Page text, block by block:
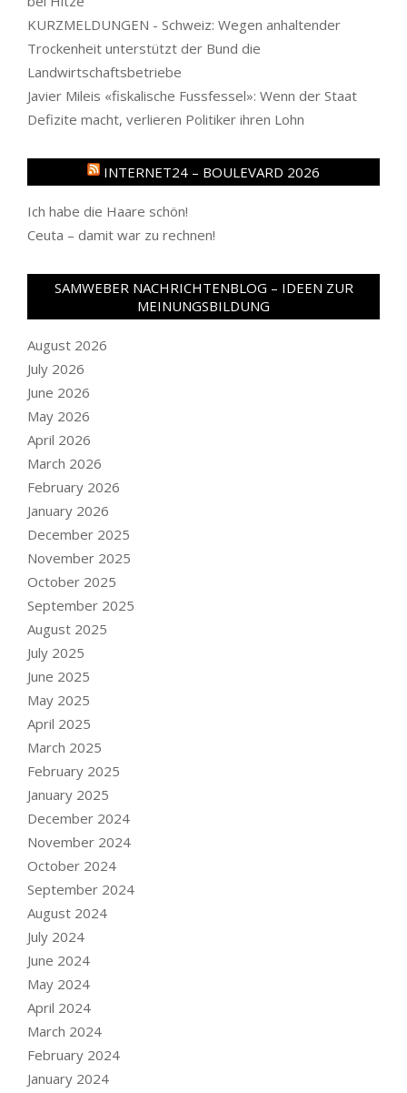
KURZMELDUNGEN - Schweiz: Wegen anhaltender
Trockenheit unterstützt der Bund die
Landwirtschaftsbetriebe
Javier Mileis «fiskalische Fussfessel»: Wenn der Staat
Defizite macht, verlieren Politiker ihren Lohn
INTERNET24 – BOULEVARD 2026
Ich habe die Haare schön!
Ceuta – damit war zu rechnen!
SAMWEBER NACHRICHTENBLOG – IDEEN ZUR
MEINUNGSBILDUNG
August 2026
July 2026
June 2026
May 2026
April 2026
March 2026
February 2026
January 2026
December 2025
November 2025
October 2025
September 2025
August 2025
July 2025
June 2025
May 2025
April 2025
March 2025
February 2025
January 2025
December 2024
November 2024
October 2024
September 2024
August 2024
July 2024
June 2024
May 2024
April 2024
March 2024
February 2024
January 2024